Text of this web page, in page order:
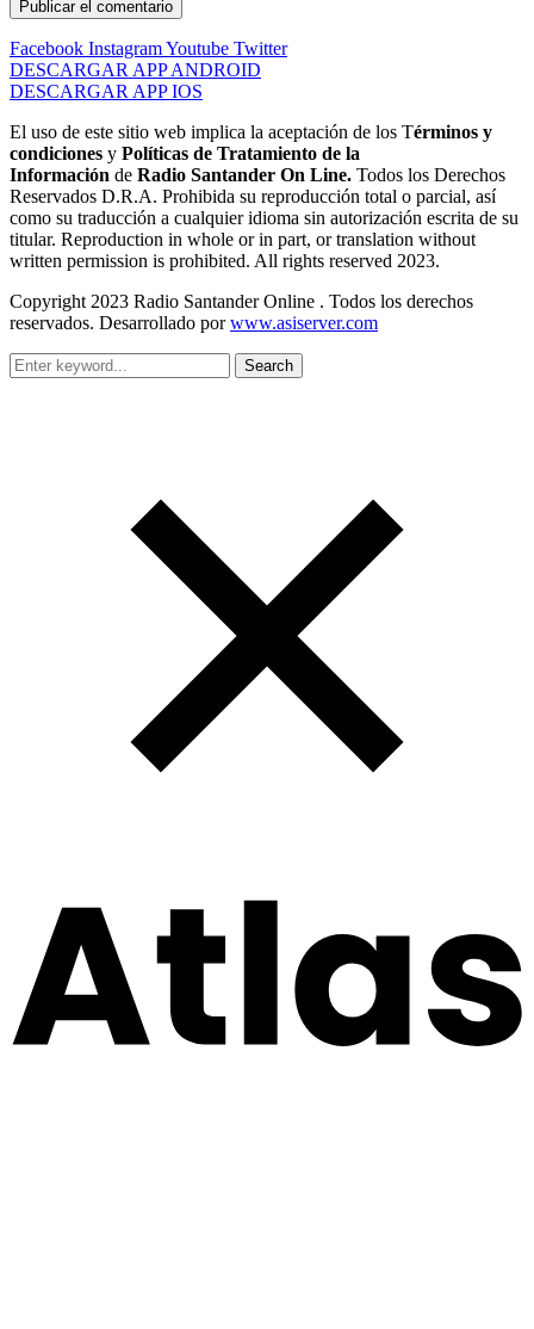
Facebook InstagramYoutube Twitter
DESCARGAR APP ANDROID
DESCARGAR APP IOS
El uso de este sitio web implica la aceptación de los Términos y
condiciones y Políticas de Tratamiento de la
Información de Radio Santander On Line. Todos los Derechos
Reservados D.R.A. Prohibida su reproducción total o parcial, así
como su traducción a cualquier idioma sin autorización escrita de su
titular. Reproduction in whole or in part, or translation without
written permission is prohibited. All rights reserved 2023.
Copyright 2023 Radio Santander Online . Todos los derechos
reservados. Desarrollado porwww.asiserver.com
Search